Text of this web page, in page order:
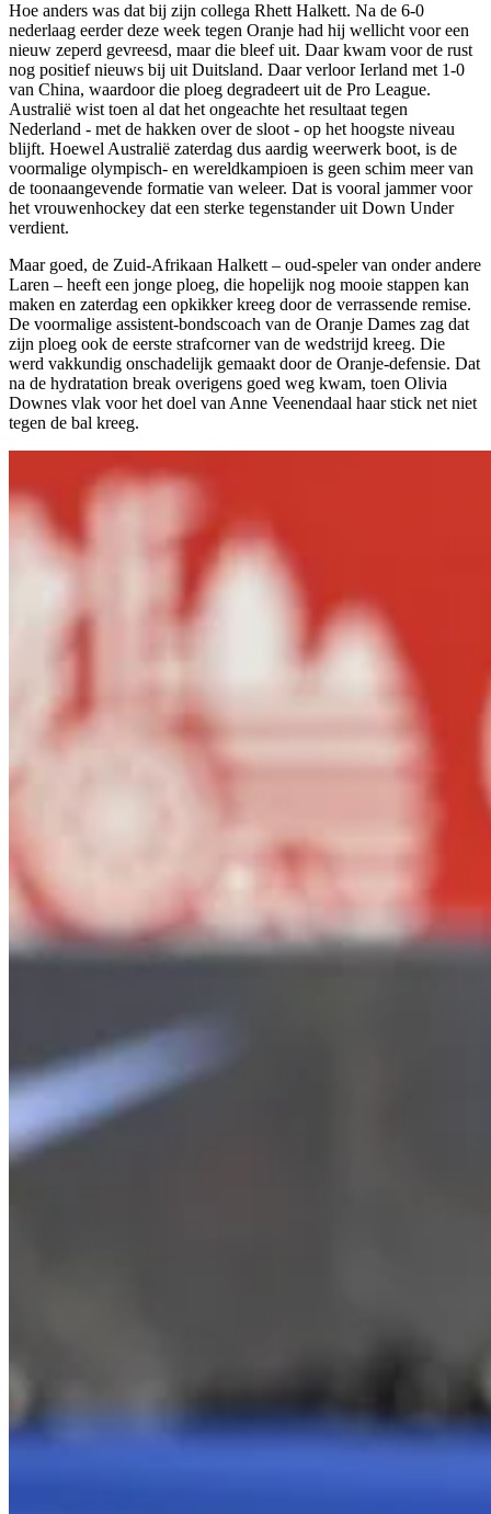
Hoe anders was dat bij zijn collega Rhett Halkett. Na de 6-0
nederlaag eerder deze week tegen Oranje had hij wellicht voor een
nieuw zeperd gevreesd, maar die bleef uit. Daar kwam voor de rust
nog positief nieuws bij uit Duitsland. Daar verloor Ierland met 1-0
van China, waardoor die ploeg degradeert uit de Pro League.
Australië wist toen al dat het ongeachte het resultaat tegen
Nederland - met de hakken over de sloot - op het hoogste niveau
blijft. Hoewel Australië zaterdag dus aardig weerwerk boot, is de
voormalige olympisch- en wereldkampioen is geen schim meer van
de toonaangevende formatie van weleer. Dat is vooral jammer voor
het vrouwenhockey dat een sterke tegenstander uit Down Under
verdient.
Maar goed, de Zuid-Afrikaan Halkett – oud-speler van onder andere
Laren – heeft een jonge ploeg, die hopelijk nog mooie stappen kan
maken en zaterdag een opkikker kreeg door de verrassende remise.
De voormalige assistent-bondscoach van de Oranje Dames zag dat
zijn ploeg ook de eerste strafcorner van de wedstrijd kreeg. Die
werd vakkundig onschadelijk gemaakt door de Oranje-defensie. Dat
na de hydratation break overigens goed weg kwam, toen Olivia
Downes vlak voor het doel van Anne Veenendaal haar stick net niet
tegen de bal kreeg.